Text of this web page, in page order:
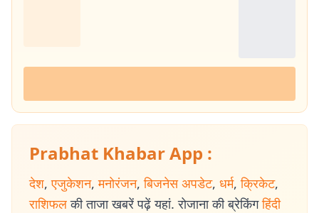
Prabhat Khabar App :
देश, एजुकेशन, मनोरंजन, बिजनेस अपडेट, धर्म, क्रिकेट,
राशिफल की ताजा खबरें पढ़ें यहां. रोजाना की ब्रेकिंग हिंदी